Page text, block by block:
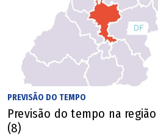
PREVISÃO DO TEMPO
Previsão do tempo na
(8)